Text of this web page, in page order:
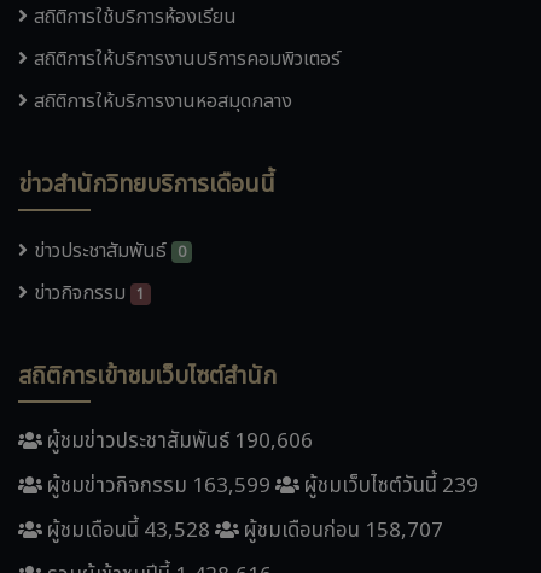
สถิติการใช้บริการห้องเรียน
สถิติการให้บริการงานบริการคอมพิวเตอร์
สถิติการให้บริการงานหอสมุดกลาง
ข่าวสำนักวิทยบริการเดือนนี้
ข่าวประชาสัมพันธ์ 0
ข่าวกิจกรรม 1
สถิติการเข้าชมเว็บไซต์สำนัก
ผู้ชมข่าวประชาสัมพันธ์ 190,606
ผู้ชมข่าวกิจกรรม 163,599
ผู้ชมเว็บไซต์วันนี้ 239
ผู้ชมเดือนนี้ 43,528
ผู้ชมเดือนก่อน 158,707